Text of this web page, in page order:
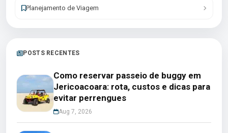
Planejamento de Viagem
POSTS RECENTES
Como reservar passeio de buggy em
Jericoacoara: rota, custos e dicas para
evitar perrengues
Aug 7, 2026